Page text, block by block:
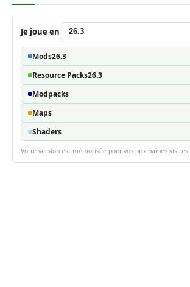
Je joue en
Mods26.3
Resource Packs26.3
Modpacks
Maps
Shaders
Votre version est mémorisée pour vos prochaines visites.